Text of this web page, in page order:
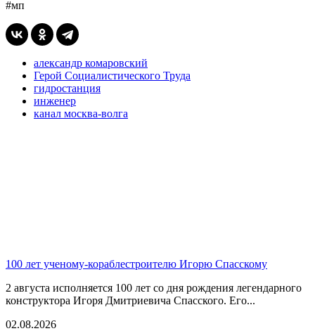
#мп
александр комаровский
Герой Социалистического Труда
гидростанция
инженер
канал москва-волга
100 лет ученому-кораблестроителю Игорю Спасскому
2 августа исполняется 100 лет со дня рождения легендарного
конструктора Игоря Дмитриевича Спасского. Его...
02.08.2026